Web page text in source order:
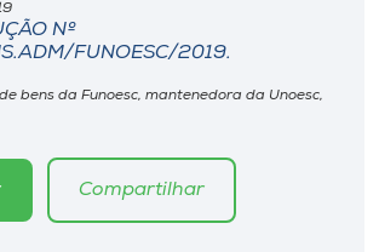
Nº
FUNOESC/2019.
bens da Funoesc, mantenedora da Unoesc,
Compartilhar